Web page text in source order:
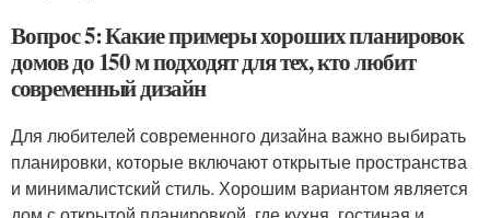
Вопрос 5: Какие примеры хороших планировок
домов до 150 м подходят для тех, кто любит
современный дизайн
Для любителей современного дизайна важно выбирать
планировки, которые включают открытые пространства
и минималистский стиль. Хорошим вариантом является